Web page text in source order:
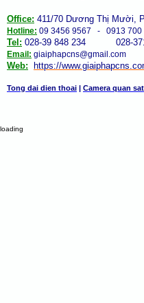
Office: 411/70 Dương Thị Mười,
Hotline: 09 3456 9567 - 0913 700
Tel: 028-39 848 234 028-371
Email: giaiphapcns@gmail.com
Web: https://www.giaiphapcns
Tong dai dien thoai | Camera quan sat
loading